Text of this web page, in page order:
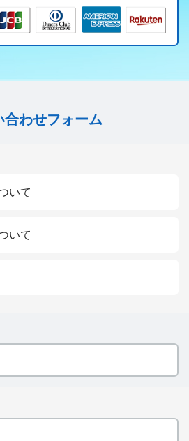
合わせフォーム
いて
いて